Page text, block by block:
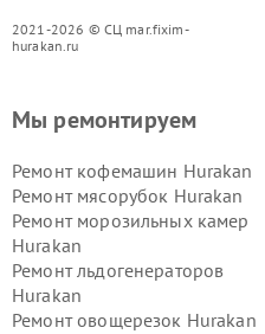
2021-2026 © СЦ mar.fixim-
hurakan.ru
Мы ремонтируем
Ремонт кофемашин Hurakan
Ремонт мясорубок Hurakan
Ремонт морозильных камер
Hurakan
Ремонт льдогенераторов
Hurakan
Ремонт овощерезок Hurakan